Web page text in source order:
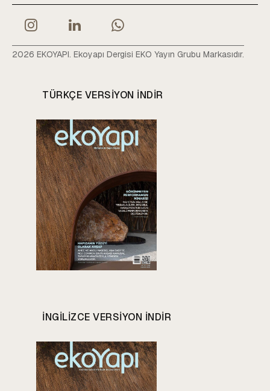
2026 EKOYAPI. Ekoyapı Dergisi EKO Yayın Grubu Markasıdır.
TÜRKÇE VERSIYON INDIR
INGILIZCE VERSIYON INDIR